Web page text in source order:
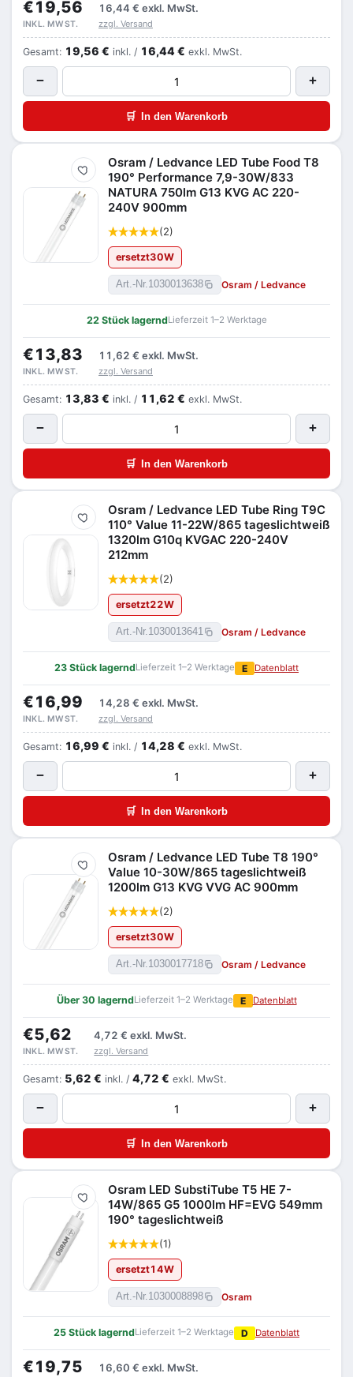
€19,56 16,44 € exkl. MwSt.
INKL. MWST. zzgl. Versand
Gesamt: 19,56 € inkl. / 16,44 € exkl. MwSt.
− +
🛒 In den Warenkorb
Merken
Osram / Ledvance LED Tube Food T8
190° Performance 7,9-30W/833
NATURA 750lm G13 KVG AC 220-
240V 900mm
(2)
ersetzt30W
Art.-Nr.1030013638 Osram / Ledvance
22 Stück lagerndLieferzeit 1–2 Werktage
€13,83 11,62 € exkl. MwSt.
INKL. MWST. zzgl. Versand
Gesamt: 13,83 € inkl. / 11,62 € exkl. MwSt.
− +
🛒 In den Warenkorb
Merken
Osram / Ledvance LED Tube Ring T9C
110° Value 11-22W/865 tageslichtweiß
1320lm G10q KVGAC 220-240V
212mm
(2)
ersetzt22W
Art.-Nr.1030013641 Osram / Ledvance
23 Stück lagerndLieferzeit 1–2 Werktage E Datenblatt
€16,99 14,28 € exkl. MwSt.
INKL. MWST. zzgl. Versand
Gesamt: 16,99 € inkl. / 14,28 € exkl. MwSt.
− +
🛒 In den Warenkorb
Merken
Osram / Ledvance LED Tube T8 190°
Value 10-30W/865 tageslichtweiß
1200lm G13 KVG VVG AC 900mm
(2)
ersetzt30W
Art.-Nr.1030017718 Osram / Ledvance
Über 30 lagerndLieferzeit 1–2 Werktage E Datenblatt
€5,62 4,72 € exkl. MwSt.
INKL. MWST. zzgl. Versand
Gesamt: 5,62 € inkl. / 4,72 € exkl. MwSt.
− +
🛒 In den Warenkorb
Merken
Osram LED SubstiTube T5 HE 7-
14W/865 G5 1000lm HF=EVG 549mm
190° tageslichtweiß
(1)
ersetzt14W
Art.-Nr.1030008898 Osram
25 Stück lagerndLieferzeit 1–2 Werktage D Datenblatt
€19,75 16,60 € exkl. MwSt.